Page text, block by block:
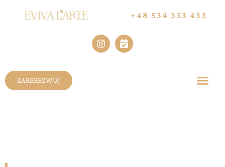
+48 534 333 433
ZAREREZWUJ